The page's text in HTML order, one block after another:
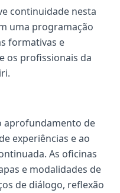
continuidade nesta
uma programação
formativas e
os profissionais da
aprofundamento de
experiências e ao
As oficinas
e modalidades de
de diálogo, reflexão